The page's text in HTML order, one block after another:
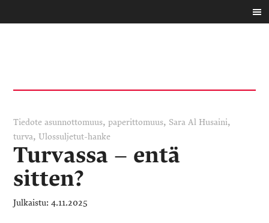
Tiedote asunnottomuus,paperittomuus, Sara Al Husaini,
turva,Ulossuljetut-hanke
Turvassa – entä
sitten?
4.11.2025